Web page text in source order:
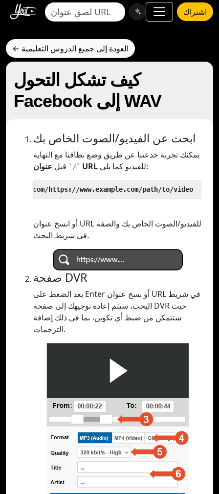
اشتراك
← العودة إلى جميع الدروس التعليمية
كيف تشكل التحول
Facebook إلى WAV
ابحث عن الفيديو/الصوت الخاص بك
يمكنك تجربة خدعتنا عن طريق وضع نطاقنا مع النهاية
`/` قبل عنوان URL للفيديو كما يلي:
أو انسخ عنوان URL للفيديو/الصوت الخاص بك والصقه
في شريط البحث.
صفحة DVR
بعد الضغط على Enter أو نسخ عنوان URL في شريط
البحث، سيتم إعادة توجيهك إلى صفحة DVR حيث
ستتمكن من ضبط أي تكوين، بما في ذلك إضافة
الترجمات.